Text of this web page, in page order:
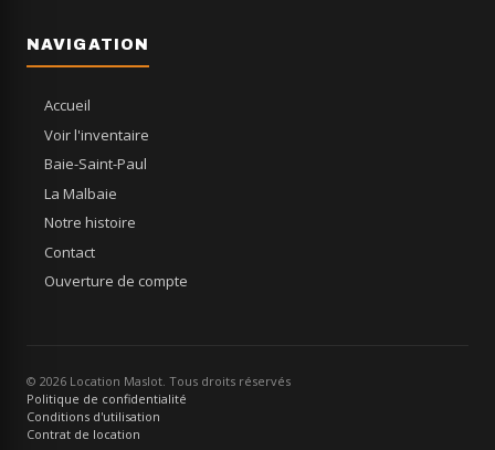
NAVIGATION
Accueil
Voir l'inventaire
Baie-Saint-Paul
La Malbaie
Notre histoire
Contact
Ouverture de compte
© 2026 Location Maslot. Tous droits réservés
Politique de confidentialité
Conditions d'utilisation
Contrat de location